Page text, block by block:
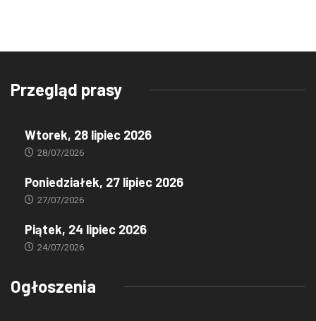
Przegląd prasy
Wtorek, 28 lipiec 2026
28/07/2026
Poniedziałek, 27 lipiec 2026
27/07/2026
Piątek, 24 lipiec 2026
24/07/2026
Ogłoszenia